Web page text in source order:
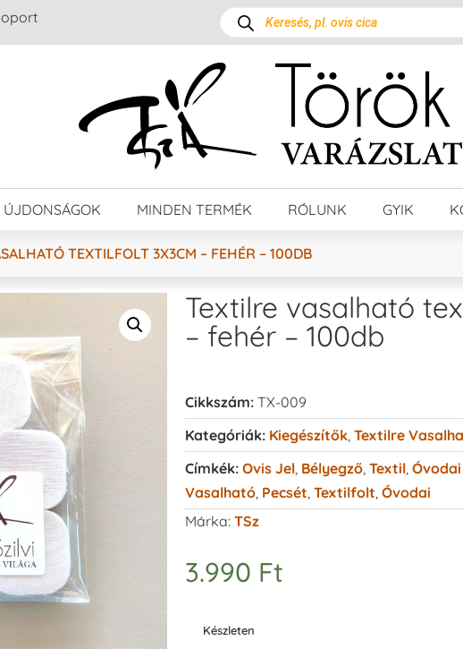
ÚJDONSÁGOK MINDEN TERMÉK RÓLUNK GYIK
TEXTILFOLT 3X3CM – FEHÉR – 100DB
Textilre vasalható
– fehér – 100db
Cikkszám: TX-009
Kategóriák: Kiegészítők, Textilre
Címkék: Ovis Jel, Bélyegző, Textil,
Vasalható, Pecsét Textilfolt Óvodai
Márka: TSz
3.990 Ft
Készleten